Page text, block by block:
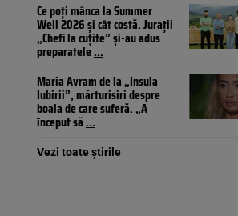
Ce poți mânca la Summer
Well 2026 și cât costă. Jurații
„Chefi la cuțite” și-au adus
preparatele...
Maria Avram de la „Insula
Iubirii”, mărturisiri despre
boala de care suferă. „A
început să...
Vezi toate știrile